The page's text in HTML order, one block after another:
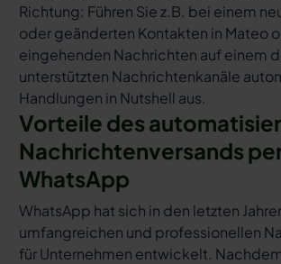
Richtung: Führen Sie z.B. bei einem
oder geänderten Kontakten in Mateo
eingehenden Nachrichten auf einem
unterstützten Nachrichtenkanäle
Handlungen in Nutshell aus.
Vorteile des
Nachrichtenversands
WhatsApp
WhatsApp hat sich in den letzten
umfangreichen und professionellen
für Unternehmen entwickelt.